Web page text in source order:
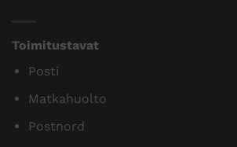
Toimitustavat
Posti
Matkahuolto
Postnord